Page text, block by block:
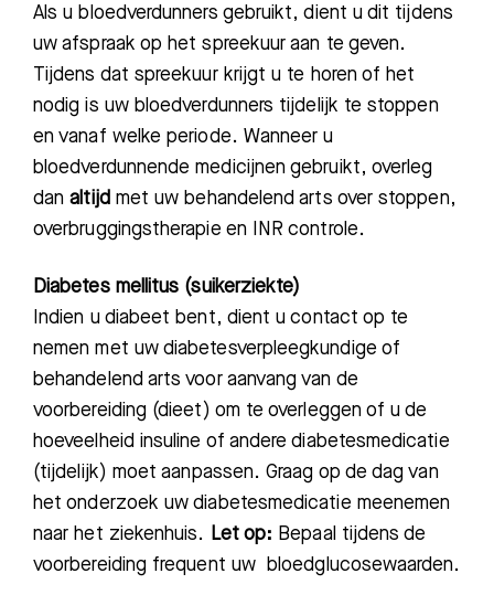
Als u bloedverdunners gebruikt, dient u dit tijdens
uw afspraak op het spreekuur aan te geven.
Tijdens dat spreekuur krijgt u te horen of het
nodig is uw bloedverdunners tijdelijk te stoppen
en vanaf welke periode. Wanneer u
bloedverdunnende medicijnen gebruikt, overleg
danaltijd met uw behandelend arts over stoppen,
overbruggingstherapie en INR controle.
Diabetes mellitus (suikerziekte)
Indien u diabeet bent, dient u contact op te
nemen met uw diabetesverpleegkundige of
behandelend arts voor aanvang van de
voorbereiding (dieet) om te overleggen of u de
hoeveelheid insuline of andere diabetesmedicatie
(tijdelijk) moet aanpassen. Graag op de dag van
het onderzoek uw diabetesmedicatie meenemen
naar het ziekenhuis. Let op: Bepaal tijdens de
voorbereiding frequent uw bloedglucosewaarden.